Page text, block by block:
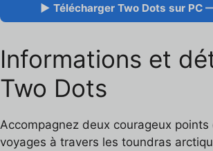
▶ Télécharger Two Dots sur PC
Informations et
Two Dots
Accompagnez deux courageux points
voyages à travers les toundras